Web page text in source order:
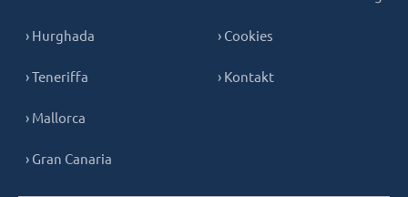
› Hurghada
› Teneriffa
› Mallorca
› Gran Canaria
› Cookies
› Kontakt